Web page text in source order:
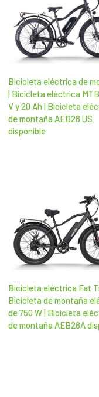
Bicicleta eléctrica de
| Bicicleta eléctrica
V y 20 Ah | Bicicleta
de montaña AEB28 US
disponible
Bicicleta eléctrica Fat
Bicicleta de montaña
de 750 W | Bicicleta
de montaña AEB28A